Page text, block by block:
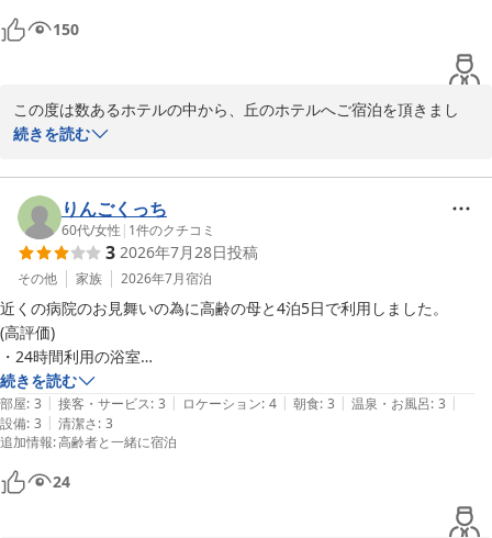
フロント　高橋
丘のホテル
150
この度は数あるホテルの中から、丘のホテルへご宿泊を頂きまし
て、誠にありがとうございます。
お客様からは、お褒めの言葉を頂戴し、スタッフ一同、大変嬉しく
光栄に思っております。
当ホテルではチェックイン・チェックアウトの際の送迎サービスも
ございますので機会がございましたらぜひご利用下さいませ。
お客様のまたのご利用をスタッフ一同、心よりお待ちしておりま
す。
フロント　高橋
丘のホテル
2026-05-30
続きを読む
りんごくっち
60代/女性 | 1件のクチコミ
3 2026年7月28日投稿
その他 家族 2026年7月宿泊
近くの病院のお見舞いの為に高齢の母と4泊5日で利用しました。
(高評価)
・24時間利用の浴室
・ロビーの居心地良し
・新聞サービス
・タオル類を含むアメニティの利用し易さ
・フロントスタッフの対応が好印象
・無料のコーヒーサービス
(低評価)
続きを読む
部屋: 3 | 接客・サービス: 3 | ロケーション: 4 | 朝食: 3 | 温泉・お風呂: 3 |
設備: 3 | 清潔さ: 3
追加情報:高齢者と一緒に宿泊
24